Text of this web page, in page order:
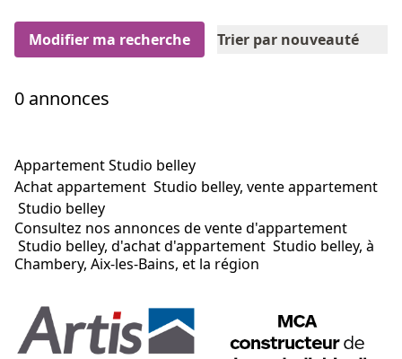
Modifier ma recherche Trier par nouveauté
0 annonces
Appartement Studio belley
Achat appartement Studio belley, vente appartement
Studio belley
Consultez nos annonces de vente d'appartement
Studio belley, d'achat d'appartement Studio belley, à
Chambery, Aix-les-Bains, et la région